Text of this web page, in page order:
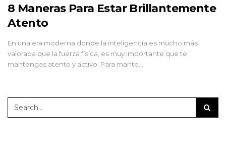
8 Maneras Para Estar Brillantemente
Atento
En una era moderna donde la inteligencia es mucho más
valorada que la fuerza física, es muy importante que te
mantengas atento y activo. Para mante…